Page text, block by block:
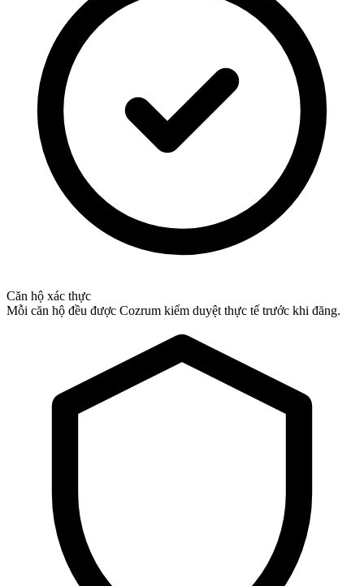
Căn hộ xác thực
Mỗi căn hộ đều được Cozrum kiểm duyệt thực tế trước khi đăng.